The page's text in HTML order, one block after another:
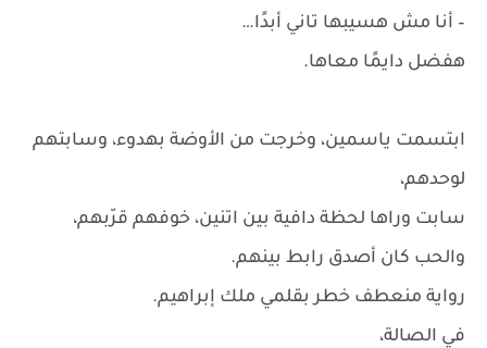
– أنا مش هسيبها تاني أبدًا…
هفضل دايمًا معاها.
ابتسمت ياسمين، وخرجت من الأوضة بهدوء، وسابتهم
لوحدهم،
سابت وراها لحظة دافية بين اتنين، خوفهم قرّبهم،
والحب كان أصدق رابط بينهم.
رواية منعطف خطر بقلمي ملك إبراهيم.
في الصالة،